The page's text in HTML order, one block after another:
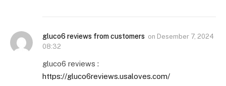
gluco6 reviews from customers on Desember 7, 2024
08:32
gluco6 reviews :
https://gluco6reviews.usaloves.com/